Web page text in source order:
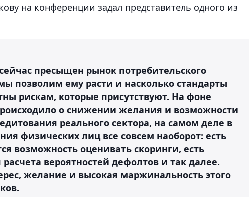
на конференции задал представитель одного из
пресыщен рынок потребительского
позволим ему расти и насколько стандарты
рискам, которые присутствуют. На фоне
о снижении желания и возможности
реального сектора, на самом деле в
физических лиц все совсем наоборот: есть
возможность оценивать скоринги, есть
вероятностей дефолтов и так далее.
желание и высокая маржинальность этого